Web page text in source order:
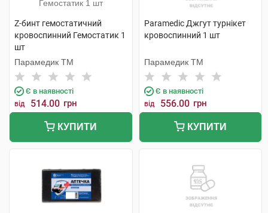
Z-бинт гемостатичний
кровоспинний Гемостатик 1
шт
Парамедик ТМ
Є в наявності
від 514.00 грн
КУПИТИ
Paramedic Джгут турнікет
кровоспинний 1 шт
Парамедик ТМ
Є в наявності
від 556.00 грн
КУПИТИ